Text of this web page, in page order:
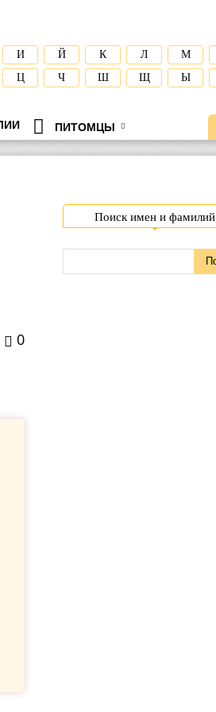
И Й К Л М
Ц
Ч Ш Щ Ы
ПИТОМЦЫ
0
Поиск имен и фамилий